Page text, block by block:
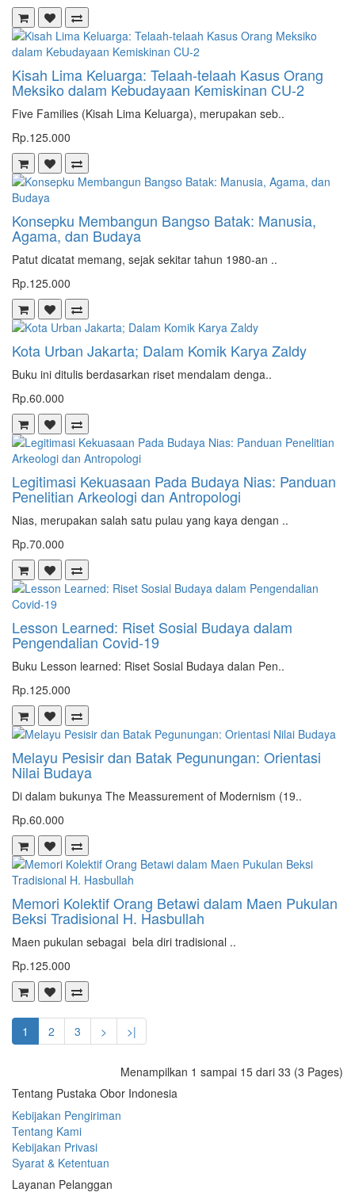
Kisah Lima Keluarga: Telaah-telaah Kasus Orang
Meksiko dalam Kebudayaan Kemiskinan CU-2
Five Families (Kisah Lima Keluarga), merupakan seb..
Rp.125.000
Konsepku Membangun Bangso Batak: Manusia,
Agama, dan Budaya
Patut dicatat memang, sejak sekitar tahun 1980-an ..
Rp.125.000
Kota Urban Jakarta; Dalam Komik Karya Zaldy
Buku ini ditulis berdasarkan riset mendalam denga..
Rp.60.000
Legitimasi Kekuasaan Pada Budaya Nias: Panduan
Penelitian Arkeologi dan Antropologi
Nias, merupakan salah satu pulau yang kaya dengan ..
Rp.70.000
Lesson Learned: Riset Sosial Budaya dalam
Pengendalian Covid-19
Buku Lesson learned: Riset Sosial Budaya dalan Pen..
Rp.125.000
Melayu Pesisir dan Batak Pegunungan: Orientasi
Nilai Budaya
Di dalam bukunya The Meassurement of Modernism (19..
Rp.60.000
Memori Kolektif Orang Betawi dalam Maen Pukulan
Beksi Tradisional H. Hasbullah
Maen pukulan sebagai bela diri tradisional ..
Rp.125.000
1 2 3 > >|
Menampilkan 1 sampai 15 dari 33 (3 Pages)
Tentang Pustaka Obor Indonesia
Kebijakan Pengiriman
Tentang Kami
Kebijakan Privasi
Syarat & Ketentuan
Layanan Pelanggan